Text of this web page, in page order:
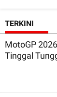
TERKINI
MotoGP
Tinggal